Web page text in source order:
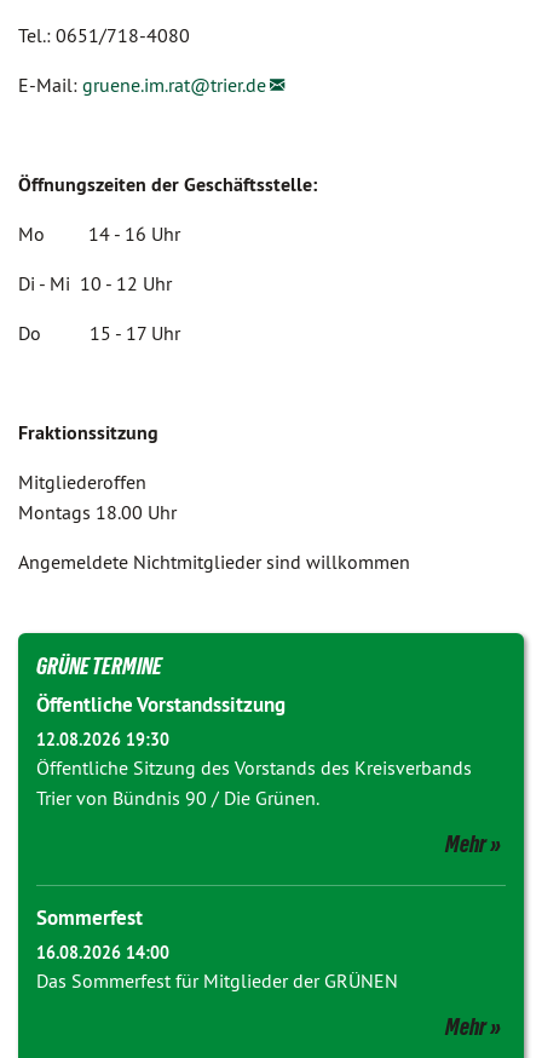
Tel.: 0651/718-4080
E-Mail: gruene.im.rat@trier.de
Öffnungszeiten der Geschäftsstelle:
Mo 14 - 16 Uhr
Di - Mi 10 - 12 Uhr
Do 15 - 17 Uhr
Fraktionssitzung
Mitgliederoffen
Montags 18.00 Uhr
Angemeldete Nichtmitglieder sind willkommen
GRÜNE TERMINE
Öffentliche Vorstandssitzung
12.08.2026 19:30
Öffentliche Sitzung des Vorstands des Kreisverbands
Trier von Bündnis 90 / Die Grünen.
Mehr
Sommerfest
16.08.2026 14:00
Das Sommerfest für Mitglieder der GRÜNEN
Mehr